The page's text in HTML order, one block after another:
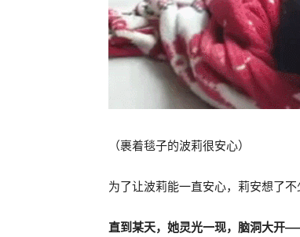
（裹着毯子的波莉很安心）
为了让波莉能一直安心，莉安想了不
直到某天，她灵光一现，脑洞大开